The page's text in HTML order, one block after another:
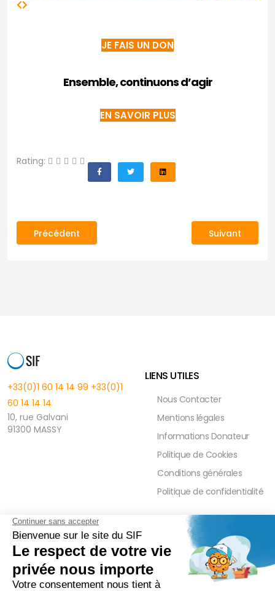
JE FAIS UN DON
Ensemble, continuons d’agir
EN SAVOIR PLUS
Rating:
Article précédent : Aide humanitaire et
Précédent Article
Suivant
+33(0)1 60 14 14 99 +33(0)1
60 14 14 14
10, rue Galvani
91300 MASSY
LIENS UTILES
Nous Contacter
Mentions légales
Informations Donateur
Politique de Cookies
Conditions générales
Politique de confidentialité
FAQ
Réduction Fiscale
Ramadan 2026
Zakât Al Maal
PRESSE ET PARTENAIRE
Contact Presse
Communiqués de Presse
Actualités Presse